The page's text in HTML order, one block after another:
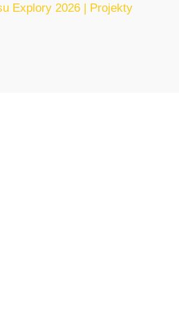
Explory 2026 | Projekty